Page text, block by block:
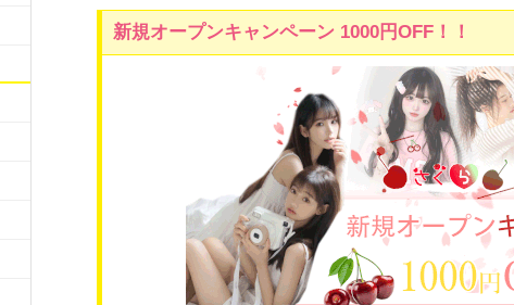
新規オープンキャンペーン 1000円OFF！！